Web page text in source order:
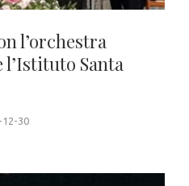
l’orchestra
l’Istituto Santa
12-30